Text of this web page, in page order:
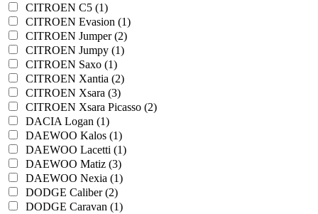
CITROEN C5 (1)
CITROEN Evasion (1)
CITROEN Jumper (2)
CITROEN Jumpy (1)
CITROEN Saxo (1)
CITROEN Xantia (2)
CITROEN Xsara (3)
CITROEN Xsara Picasso (2)
DACIA Logan (1)
DAEWOO Kalos (1)
DAEWOO Lacetti (1)
DAEWOO Matiz (3)
DAEWOO Nexia (1)
DODGE Caliber (2)
DODGE Caravan (1)